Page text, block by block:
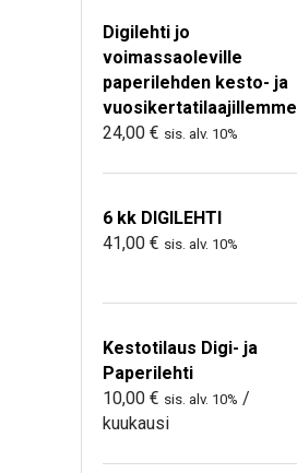
Digilehti jo
voimassaoleville
paperilehden kesto- ja
vuosikertatilaajillemme
24,00 € sis. alv. 10%
6 kk DIGILEHTI
41,00 € sis. alv. 10%
Kestotilaus Digi- ja
Paperilehti
10,00 € sis. alv. 10% /
kuukausi